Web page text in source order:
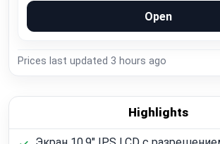
Open
Prices last updated 3 hours ago
Highlights